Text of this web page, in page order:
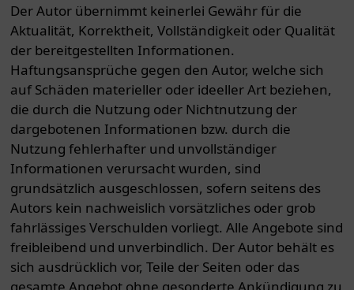
Der Autor übernimmt keinerlei Gewähr für die
Aktualität, Korrektheit, Vollständigkeit oder Qualität
der bereitgestellten Informationen.
Haftungsansprüche gegen den Autor, welche sich
auf Schäden materieller oder ideeller Art beziehen,
die durch die Nutzung oder Nichtnutzung der
dargebotenen Informationen bzw. durch die
Nutzung fehlerhafter und unvollständiger
Informationen verursacht wurden, sind
grundsätzlich ausgeschlossen, sofern seitens des
Autors kein nachweislich vorsätzliches oder grob
fahrlässiges Verschulden vorliegt. Alle Angebote sind
freibleibend und unverbindlich. Der Autor behält es
sich ausdrücklich vor, Teile der Seiten oder das
gesamte Angebot ohne gesonderte Ankündigung zu